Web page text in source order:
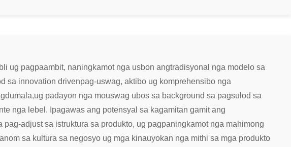
ug pagpaambit, naningkamot nga usbon angtradisyonal nga modelo sa
sa innovation drivenpag-uswag, aktibo ug komprehensibo nga
ug padayon nga mouswag ubos sa background sa pagsulod sa
nga lebel. Ipagawas ang potensyal sa kagamitan gamit ang
adjust sa istruktura sa produkto, ug pagpaningkamot nga mahimong
sa kultura sa negosyo ug mga kinauyokan nga mithi sa mga produkto